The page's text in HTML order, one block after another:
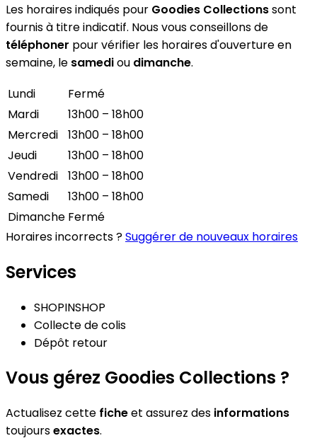
Les horaires indiqués pour Goodies Collectionssont
fournis à titre indicatif. Nous vous conseillons de
téléphoner pour vérifier les horaires d'ouverture en
semaine, le samediou dimanche.
Lundi
Fermé
Mardi
13h00 – 18h00
Mercredi
13h00 – 18h00
Jeudi
13h00 – 18h00
Vendredi
13h00 – 18h00
Samedi
13h00 – 18h00
Dimanche Fermé
Horaires incorrects ?Suggérer de nouveaux horaires
Services
SHOPINSHOP
Collecte de colis
Dépôt retour
Vous gérez Goodies Collections ?
Actualisez cette ficheet assurez des informations
toujoursexactes.